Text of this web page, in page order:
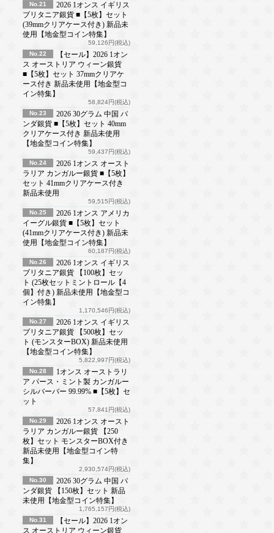
No.21
2026 1オンス イギリス
ブリタニア銀貨 ■【5枚】セット
(39mmクリアケース付き) 新品未
使用【地金型コイン特集】
59,126円(税込)
No.22
【セール】2026 1オン
ス オーストリア ウィーン銀貨
■【5枚】セット 37mmクリアケ
ース付き 新品未使用【地金型コ
イン特集】
58,824円(税込)
No.23
2026 30グラム 中国 パ
ンダ銀貨 ■【5枚】セット 40mm
クリアケース付き 新品未使用
【地金型コイン特集】
59,437円(税込)
No.24
2026 1オンス オースト
ラリア カンガルー銀貨 ■【5枚】
セット 41mmクリアケース付き
新品未使用
59,515円(税込)
No.25
2026 1オンス アメリカ
イーグル銀貨 ■【5枚】セット
(41mmクリアケース付き) 新品未
使用【地金型コイン特集】
60,187円(税込)
No.26
2026 1オンス イギリス
ブリタニア銀貨 【100枚】セッ
ト (25枚セットミントロール【4
個】付き) 新品未使用【地金型コ
イン特集】
1,170,546円(税込)
No.27
2026 1オンス イギリス
ブリタニア銀貨 【500枚】セッ
ト (モンスターBOX) 新品未使用
【地金型コイン特集】
5,822,997円(税込)
No.28
1オンス オーストラリ
ア パース・ミント製 カンガルー
シルバーバー 99.99% ■【5枚】セ
ット
57,841円(税込)
No.29
2026 1オンス オースト
ラリア カンガルー銀貨 【250
枚】セット モンスターBOX付き
新品未使用【地金型コイン特
集】
2,930,574円(税込)
No.30
2026 30グラム 中国 パ
ンダ銀貨 【150枚】セット 新品
未使用【地金型コイン特集】
1,765,157円(税込)
No.31
【セール】2026 1オン
ス オーストリア ウィーン銀貨